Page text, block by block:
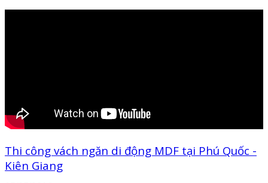
Thi công vách ngăn di động MDF tại Phú Quốc -
Kiên Giang